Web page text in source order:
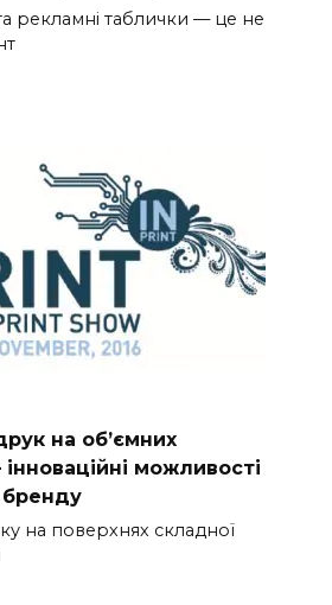
рекламні таблички — це не
на об’ємних
можливості
на поверхнях складної